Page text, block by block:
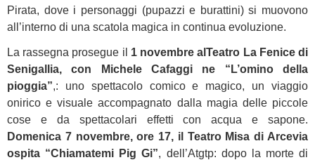
Pirata, dove i personaggi (pupazzi e burattini) si muovono
all’interno di una scatola magica in continua evoluzione.
La rassegna prosegue il 1 novembre alTeatro La Fenice di
Senigallia, con Michele Cafaggi ne “L’omino della
pioggia”,: uno spettacolo comico e magico, un viaggio
onirico e visuale accompagnato dalla magia delle piccole
cose e da spettacolari effetti con acqua e sapone.
Domenica 7 novembre, ore 17, il Teatro Misa di Arcevia
ospita “Chiamatemi Pig Gi”, dell’Atgtp: dopo la morte di